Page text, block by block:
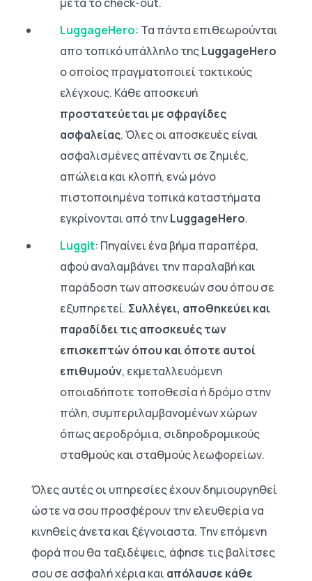
LuggageHero: Τα πάντα επιθεωρούνται
απο τοπικό υπάλληλο τηςLuggageHero
o oποίος πραγματοποιεί τακτικούς
ελέγχους. Κάθε αποσκευή
προστατεύεται με σφραγίδες
ασφαλείας. Όλες οι αποσκευές είναι
ασφαλισμένες απέναντι σε ζημιές,
απώλεια και κλοπή, ενώ μόνο
πιστοποιημένα τοπικά καταστήματα
εγκρίνονται από τηνLuggageHero.
Luggit: Πηγαίνει ένα βήμα παραπέρα,
αφού αναλαμβάνει την παραλαβή και
παράδοση των αποσκευών σου όπου σε
εξυπηρετεί. Συλλέγει, αποθηκεύει και
παραδίδει τις αποσκευές των
επισκεπτών όπου και όποτε αυτοί
επιθυμούν, εκμεταλλευόμενη
οποιαδήποτε τοποθεσία ή δρόμο στην
πόλη, συμπεριλαμβανομένων χώρων
όπως αεροδρόμια, σιδηροδρομικούς
σταθμούς και σταθμούς λεωφορείων.
Όλες αυτές οι υπηρεσίες έχουν δημιουργηθεί
ώστε να σου προσφέρουν την ελευθερία να
κινηθείς άνετα και ξέγνοιαστα. Την επόμενη
φορά που θα ταξιδέψεις, άφησε τις βαλίτσες
σου σε ασφαλή χέρια και απόλαυσε κάθε